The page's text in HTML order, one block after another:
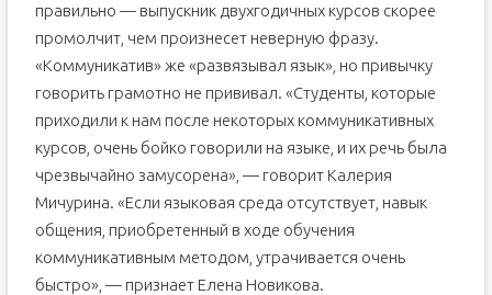
правильно — выпускник двухгодичных курсов скорее
промолчит, чем произнесет неверную фразу.
«Коммуникатив» же «развязывал язык», но привычку
говорить грамотно не прививал. «Студенты, которые
приходили к нам после некоторых коммуникативных
курсов, очень бойко говорили на языке, и их речь была
чрезвычайно замусорена», — говорит Калерия
Мичурина. «Если языковая среда отсутствует, навык
общения, приобретенный в ходе обучения
коммуникативным методом, утрачивается очень
быстро», — признает Елена Новикова.